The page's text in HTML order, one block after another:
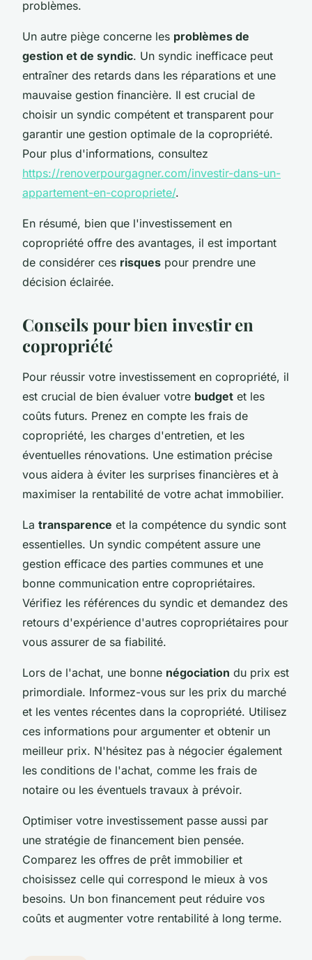
problèmes.
Un autre piège concerne les problèmes de
gestion et de syndic. Un syndic inefficace peut
entraîner des retards dans les réparations et une
mauvaise gestion financière. Il est crucial de
choisir un syndic compétent et transparent pour
garantir une gestion optimale de la copropriété.
Pour plus d'informations, consultez
https://renoverpourgagner.com/investir-dans-un-
appartement-en-copropriete/.
En résumé, bien que l'investissement en
copropriété offre des avantages, il est important
de considérer ces risques pour prendre une
décision éclairée.
Conseils pour bien investir en
copropriété
Pour réussir votre investissement en copropriété, il
est crucial de bien évaluer votre budget et les
coûts futurs. Prenez en compte les frais de
copropriété, les charges d'entretien, et les
éventuelles rénovations. Une estimation précise
vous aidera à éviter les surprises financières et à
maximiser la rentabilité de votre achat immobilier.
La transparence et la compétence du syndic sont
essentielles. Un syndic compétent assure une
gestion efficace des parties communes et une
bonne communication entre copropriétaires.
Vérifiez les références du syndic et demandez des
retours d'expérience d'autres copropriétaires pour
vous assurer de sa fiabilité.
Lors de l'achat, une bonne négociation du prix est
primordiale. Informez-vous sur les prix du marché
et les ventes récentes dans la copropriété. Utilisez
ces informations pour argumenter et obtenir un
meilleur prix. N'hésitez pas à négocier également
les conditions de l'achat, comme les frais de
notaire ou les éventuels travaux à prévoir.
Optimiser votre investissement passe aussi par
une stratégie de financement bien pensée.
Comparez les offres de prêt immobilier et
choisissez celle qui correspond le mieux à vos
besoins. Un bon financement peut réduire vos
coûts et augmenter votre rentabilité à long terme.